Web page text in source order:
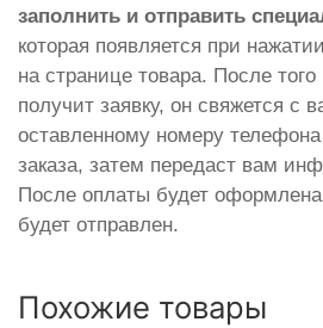
заполнить и отправить
которая появляется при
на странице товара. После
получит заявку, он свяжется с
оставленному номеру
заказа, затем передаст вам
После оплаты будет
будет отправлен.
Похожие товары